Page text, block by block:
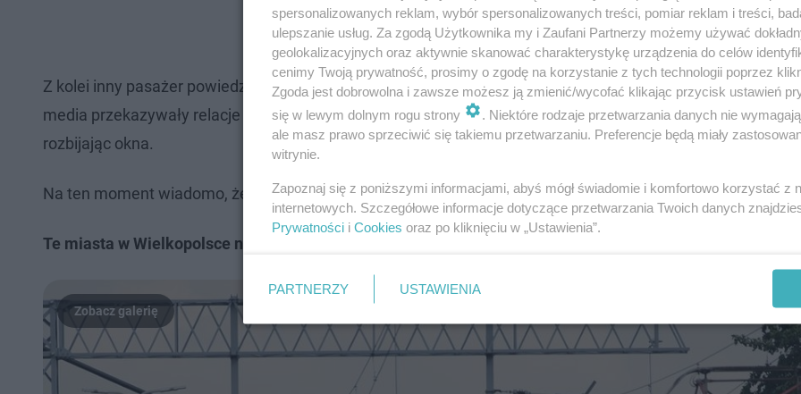
Z kolei inny pasażer powiedział lokalnej gazecie Avisa Nordland, że ludzie zbyli ewakuowani przez okna.
media przekazywały relacje pasażerów, którzy mówili, że pociąg nagle zahamował, wyrzucając ludzi z
rozbijając okna.
Na ten moment wiadomo, że w wyniku wypadku, cztery osoby zostały ranne.
Te miasta w Wielkopolsce nie mają dostępu do kolei:
spersonalizowanych reklam, wybór spersonalizowanych treści, pomiar reklam i treści,
ulepszanie usług. Za zgodą Użytkownika my i Zaufani Partnerzy możemy używać
geolokalizacyjnych oraz aktywnie skanować charakterystykę urządzenia do celów
cenimy Twoją prywatność, prosimy o zgodę na korzystanie z tych technologii poprzez
Zgoda jest dobrowolna i zawsze możesz ją zmienić/wycofać klikając przycisk ustawień
się w lewym dolnym rogu strony
. Niektóre rodzaje przetwarzania danych nie
ale masz prawo sprzeciwić się takiemu przetwarzaniu. Preferencje będą miały
witrynie.
Zapoznaj się z poniższymi informacjami, abyś mógł świadomie i komfortowo korzystać z
internetowych. Szczegółowe informacje dotyczące przetwarzania Twoich danych
Prywatności i Cookies oraz po kliknięciu w „Ustawienia”.
PARTNERZY USTAWIENIA